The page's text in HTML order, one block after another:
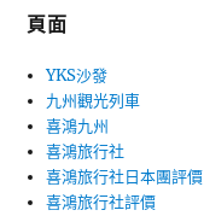
頁面
YKS沙發
九州觀光列車
喜鴻九州
喜鴻旅行社
喜鴻旅行社日本團評價
喜鴻旅行社評價